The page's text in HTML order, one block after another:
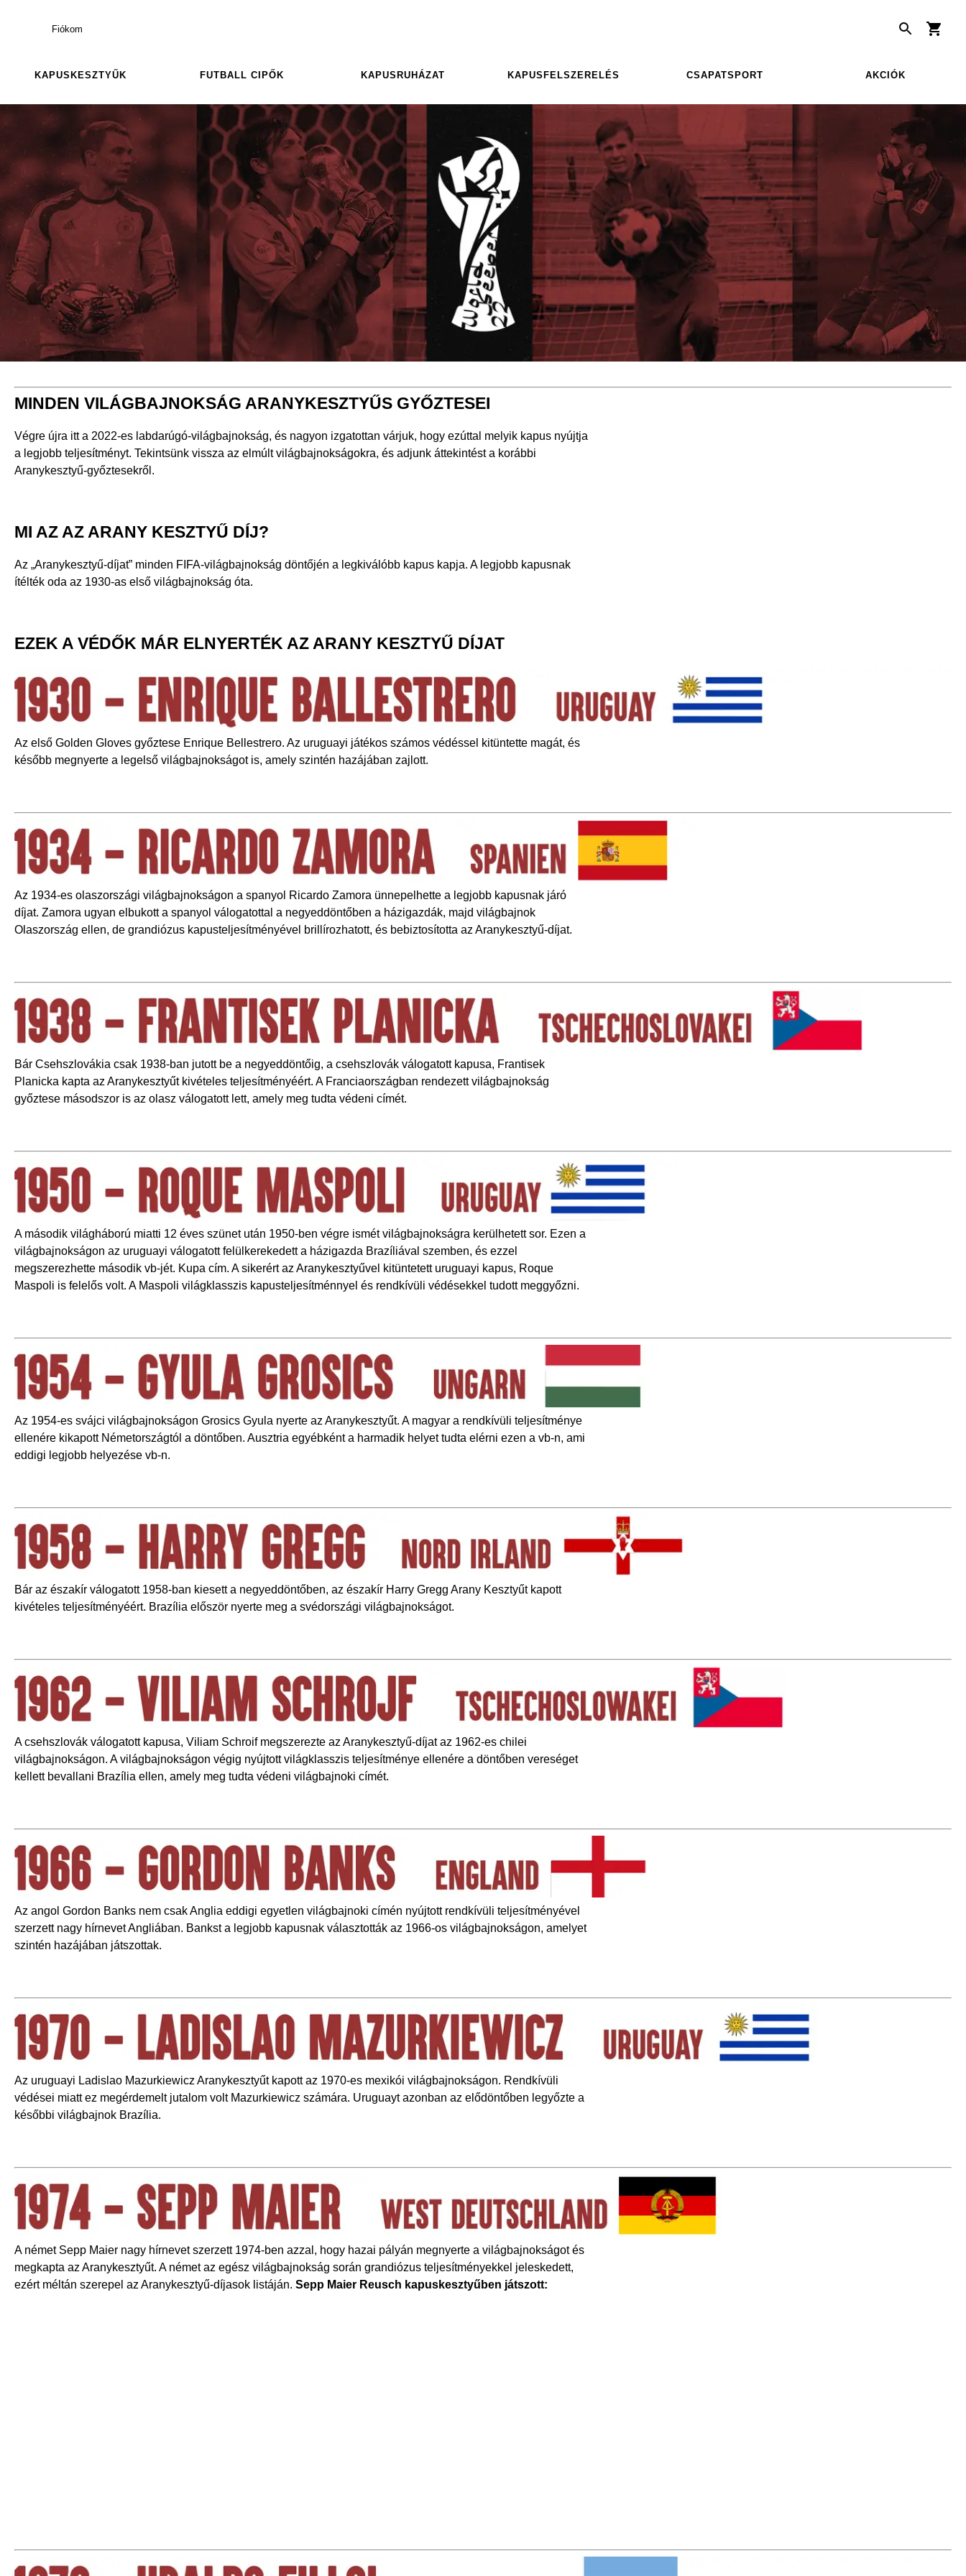
Fiókom
KAPUSKESZTYŰK FUTBALL CIPŐK KAPUSRUHÁZAT KAPUSFELSZERELÉS CSAPATSPORT AKCIÓK
MINDEN VILÁGBAJNOKSÁG ARANYKESZTYŰS GYŐZTESEI
Végre újra itt a 2022-es labdarúgó-világbajnokság, és nagyon izgatottan várjuk, hogy ezúttal melyik kapus nyújtja
a legjobb teljesítményt. Tekintsünk vissza az elmúlt világbajnokságokra, és adjunk áttekintést a korábbi
Aranykesztyű-győztesekről.
MI AZ AZ ARANY KESZTYŰ DÍJ?
Az „Aranykesztyű-díjat” minden FIFA-világbajnokság döntőjén a legkiválóbb kapus kapja. A legjobb kapusnak
ítélték oda az 1930-as első világbajnokság óta.
EZEK A VÉDŐK MÁR ELNYERTÉK AZ ARANY KESZTYŰ DÍJAT
Az első Golden Gloves győztese Enrique Bellestrero. Az uruguayi játékos számos védéssel kitüntette magát, és
később megnyerte a legelső világbajnokságot is, amely szintén hazájában zajlott.
Az 1934-es olaszországi világbajnokságon a spanyol Ricardo Zamora ünnepelhette a legjobb kapusnak járó
díjat. Zamora ugyan elbukott a spanyol válogatottal a negyeddöntőben a házigazdák, majd világbajnok
Olaszország ellen, de grandiózus kapusteljesítményével brillírozhatott, és bebiztosította az Aranykesztyű-díjat.
Bár Csehszlovákia csak 1938-ban jutott be a negyeddöntőig, a csehszlovák válogatott kapusa, Frantisek
Planicka kapta az Aranykesztyűt kivételes teljesítményéért. A Franciaországban rendezett világbajnokság
győztese másodszor is az olasz válogatott lett, amely meg tudta védeni címét.
A második világháború miatti 12 éves szünet után 1950-ben végre ismét világbajnokságra kerülhetett sor. Ezen a
világbajnokságon az uruguayi válogatott felülkerekedett a házigazda Brazíliával szemben, és ezzel
megszerezhette második vb-jét. Kupa cím. A sikerért az Aranykesztyűvel kitüntetett uruguayi kapus, Roque
Maspoli is felelős volt. A Maspoli világklasszis kapusteljesítménnyel és rendkívüli védésekkel tudott meggyőzni.
Az 1954-es svájci világbajnokságon Grosics Gyula nyerte az Aranykesztyűt. A magyar a rendkívüli teljesítménye
ellenére kikapott Németországtól a döntőben. Ausztria egyébként a harmadik helyet tudta elérni ezen a vb-n, ami
eddigi legjobb helyezése vb-n.
Bár az északír válogatott 1958-ban kiesett a negyeddöntőben, az északír Harry Gregg Arany Kesztyűt kapott
kivételes teljesítményéért. Brazília először nyerte meg a svédországi világbajnokságot.
A csehszlovák válogatott kapusa, Viliam Schroif megszerezte az Aranykesztyű-díjat az 1962-es chilei
világbajnokságon. A világbajnokságon végig nyújtott világklasszis teljesítménye ellenére a döntőben vereséget
kellett bevallani Brazília ellen, amely meg tudta védeni világbajnoki címét.
Az angol Gordon Banks nem csak Anglia eddigi egyetlen világbajnoki címén nyújtott rendkívüli teljesítményével
szerzett nagy hírnevet Angliában. Bankst a legjobb kapusnak választották az 1966-os világbajnokságon, amelyet
szintén hazájában játszottak.
Az uruguayi Ladislao Mazurkiewicz Aranykesztyűt kapott az 1970-es mexikói világbajnokságon. Rendkívüli
védései miatt ez megérdemelt jutalom volt Mazurkiewicz számára. Uruguayt azonban az elődöntőben legyőzte a
későbbi világbajnok Brazília.
A német Sepp Maier nagy hírnevet szerzett 1974-ben azzal, hogy hazai pályán megnyerte a világbajnokságot és
megkapta az Aranykesztyűt. A német az egész világbajnokság során grandiózus teljesítményekkel jeleskedett,
ezért méltán szerepel az Aranykesztyű-díjasok listáján. Sepp Maier Reusch kapuskesztyűben játszott: